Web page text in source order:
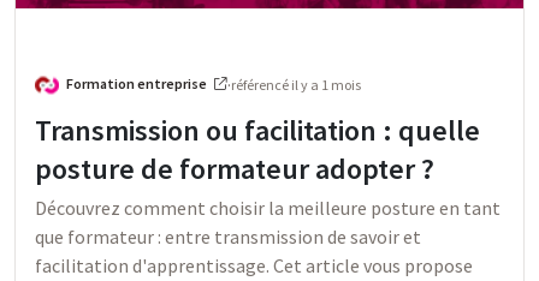
Formation entreprise ·référencé il y a 1 mois
Transmission ou facilitation : quelle
posture de formateur adopter ?
Découvrez comment choisir la meilleure posture en tant
que formateur : entre transmission de savoir et
facilitation d'apprentissage. Cet article vous propose